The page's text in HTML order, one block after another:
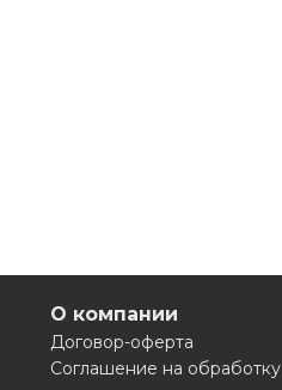
О компании
Договор-оферта
Соглашение на обработку